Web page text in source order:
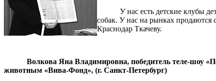
У нас есть детские клубы
собак. У нас на рынках продаются
Краснодар Ткачеву.
Волкова Яна Владимировна, победитель теле-шоу
животным «Вива-Фонд», (г. Санкт-Петербург)